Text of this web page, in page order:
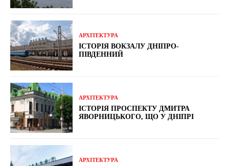
АРХІТЕКТУРА
ІСТОРІЯ ВОКЗАЛУ ДНІПРО-
ПІВДЕННИЙ
АРХІТЕКТУРА
ІСТОРІЯ ПРОСПЕКТУ ДМИТРА
ЯВОРНИЦЬКОГО, ЩО У ДНІПРІ
АРХІТЕКТУРА